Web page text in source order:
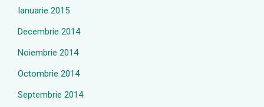
Ianuarie 2015
Decembrie 2014
Noiembrie 2014
Octombrie 2014
Septembrie 2014